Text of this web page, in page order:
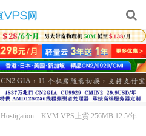
Hostigation – KVM VPS上货 256MB 12.5/年